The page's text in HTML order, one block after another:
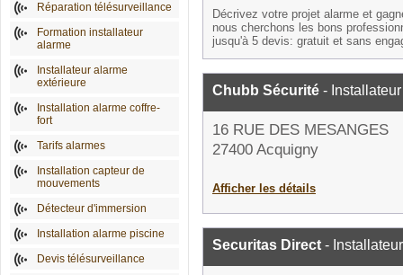
Réparation télésurveillance
Formation installateur
alarme
Installateur alarme
extérieure
Installation alarme coffre-
fort
Tarifs alarmes
Installation capteur de
mouvements
Détecteur d'immersion
Installation alarme piscine
Devis télésurveillance
Décrivez votre projet alarme et
nous cherchons les bons
jusqu'à 5 devis: gratuit et sans
Chubb Sécurité -
16 RUE DES MESANGES
27400 Acquigny
Afficher les détails
Securitas Direct -